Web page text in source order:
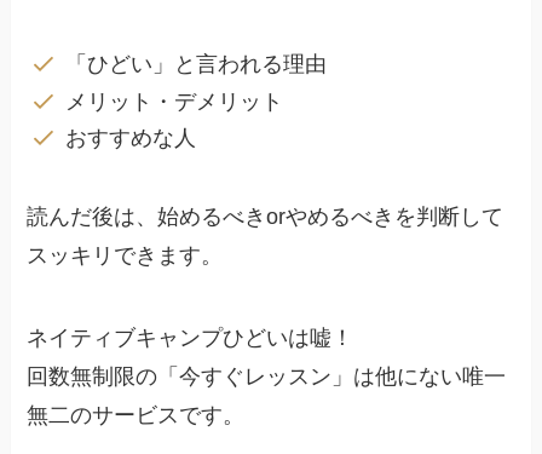
「ひどい」と言われる理由
メリット・デメリット
おすすめな人
読んだ後は、始めるべきorやめるべきを判断して
スッキリできます。
ネイティブキャンプひどいは嘘！
回数無制限の「今すぐレッスン」は他にない唯一
無二のサービスです。